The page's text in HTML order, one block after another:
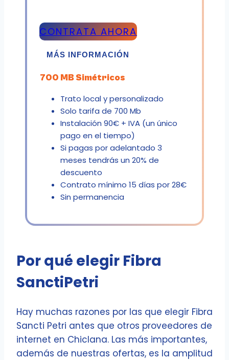
CONTRATA AHORA
MÁS INFORMACIÓN
700 MB Simétricos
Trato local y personalizado
Solo tarifa de 700 Mb
Instalación 90€ + IVA (un único
pago en el tiempo)
Si pagas por adelantado 3
meses tendrás un 20% de
descuento
Contrato mínimo 15 días por 28€
Sin permanencia
Por qué elegir Fibra
SanctiPetri
Hay muchas razones por las que elegir Fibra
Sancti Petri antes que otros proveedores de
internet en Chiclana. Las más importantes,
además de nuestras ofertas, es la amplitud